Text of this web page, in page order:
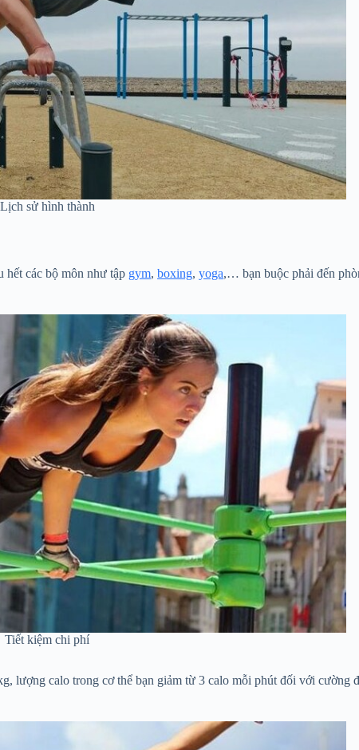
Lịch sử hình thành
hết các bộ môn như tập gym, boxing, yoga,… bạn buộc phải đến
Tiết kiệm chi phí
lượng calo trong cơ thể bạn giảm từ 3 calo mỗi phút đối với cường